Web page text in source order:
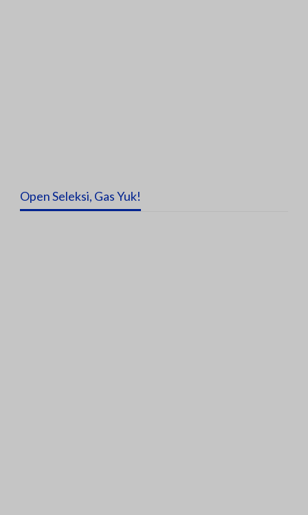
Open Seleksi, Gas Yuk!